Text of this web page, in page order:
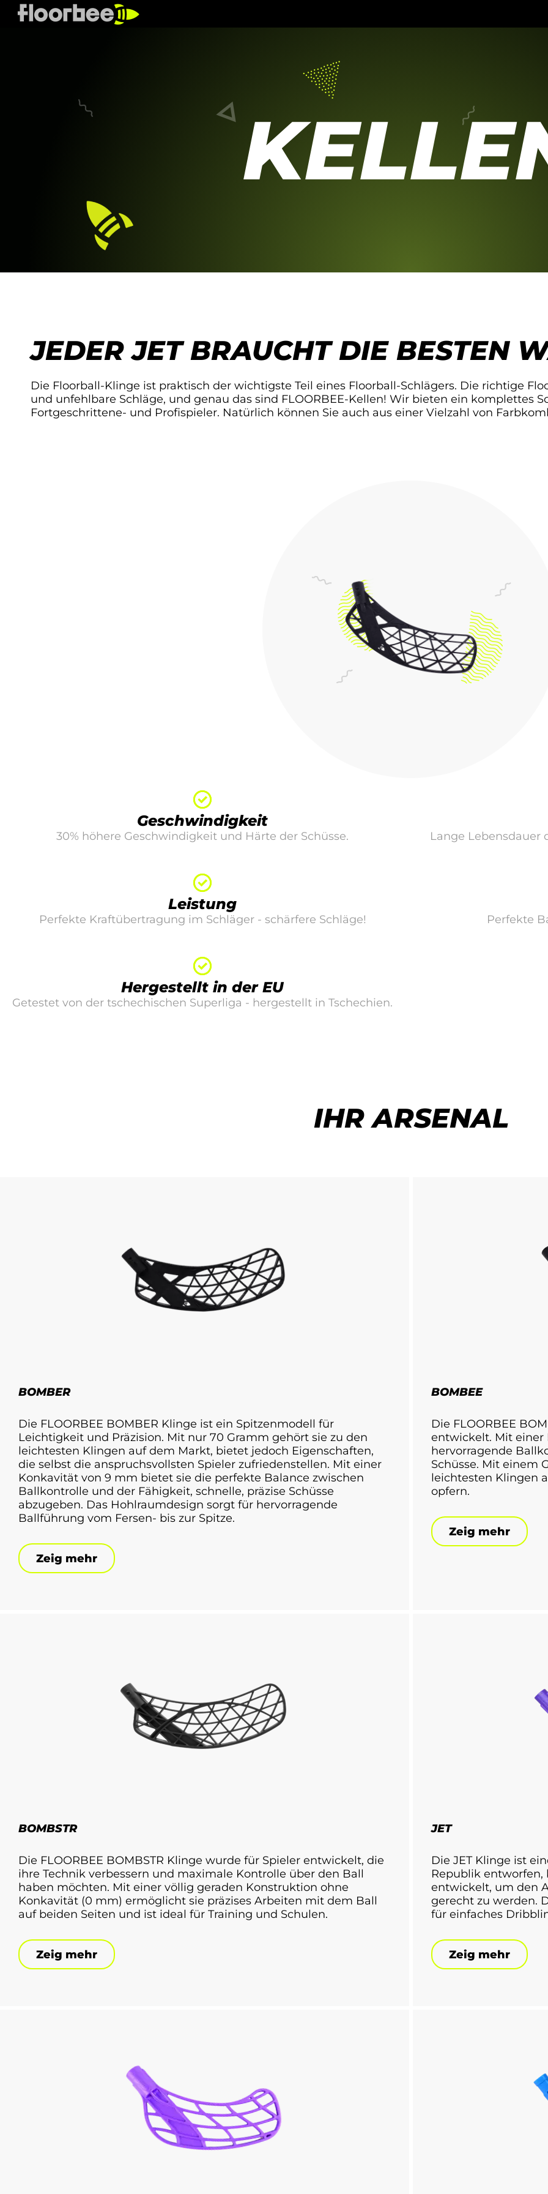
JEDER JET BRAUCHT DIE BESTEN
Die Floorball-Klinge ist praktisch der wichtigste Teil eines Floorball-Schlägers. Die richtige
und unfehlbare Schläge, und genau das sind FLOORBEE-Kellen! Wir bieten ein komplettes
Fortgeschrittene- und Profispieler. Natürlich können Sie auch aus einer Vielzahl von
Geschwindigkeit
30% höhere Geschwindigkeit und Härte der Schüsse.
Leistung
Perfekte Kraftübertragung im Schläger - schärfere Schläge!
Hergestellt in der EU
Getestet von der tschechischen Superliga - hergestellt in Tschechien.
Lange Lebensdauer
Perfekte
IHR ARSENAL
BOMBER
Die FLOORBEE BOMBER Klinge ist ein Spitzenmodell für
Leichtigkeit und Präzision. Mit nur 70 Gramm gehört sie zu den
leichtesten Klingen auf dem Markt, bietet jedoch Eigenschaften,
die selbst die anspruchsvollsten Spieler zufriedenstellen. Mit einer
Konkavität von 9 mm bietet sie die perfekte Balance zwischen
Ballkontrolle und der Fähigkeit, schnelle, präzise Schüsse
abzugeben. Das Hohlraumdesign sorgt für hervorragende
Ballführung vom Fersen- bis zur Spitze.
Zeig mehr
BOMBEE
Die FLOORBEE
entwickelt. Mit einer
hervorragende
Schüsse. Mit einem
leichtesten Klingen
opfern.
Zeig mehr
BOMBSTR
Die FLOORBEE BOMBSTR Klinge wurde für Spieler entwickelt, die
ihre Technik verbessern und maximale Kontrolle über den Ball
haben möchten. Mit einer völlig geraden Konstruktion ohne
Konkavität (0 mm) ermöglicht sie präzises Arbeiten mit dem Ball
auf beiden Seiten und ist ideal für Training und Schulen.
Zeig mehr
JET
Die JET Klinge ist
Republik
entwickelt, um den
gerecht zu werden.
für einfaches
Zeig mehr